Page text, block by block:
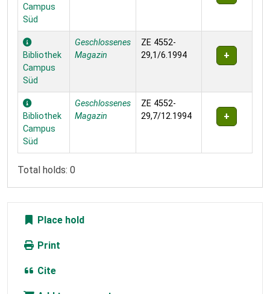
Campus
Süd
Bibliothek
Campus
Süd
Geschlossenes
Magazin
ZE 4552-
29,1/6.1994
Bibliothek
Campus
Süd
Geschlossenes
Magazin
ZE 4552-
29,7/12.1994
Total holds: 0
Place hold
Print
Cite